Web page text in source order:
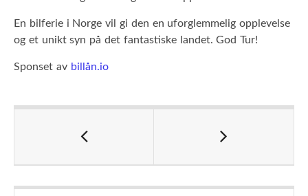
En bilferie i Norge vil gi den en uforglemmelig opplevelse
og et unikt syn på det fantastiske landet. God Tur!
Sponset av billån.io